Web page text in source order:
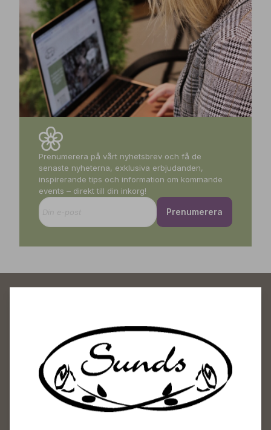
Prenumerera på vårt nyhetsbrev och få de
senaste nyheterna, exklusiva erbjudanden,
inspirerande tips och information om kommande
events – direkt till din inkorg!
Prenumerera
Sunds Trädgårdscenter
Öppet